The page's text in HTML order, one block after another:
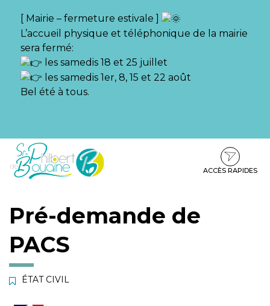
[ Mairie – fermeture estivale ]
L’accueil physique et téléphonique de la mairie
sera fermé:
les samedis 18 et 25 juillet
les samedis 1er, 8, 15 et 22 août
Bel été à tous.
Aller
Aller
contenu
Aller
pied
ACCÈS RAPIDES
Pré-demande de
PACS
ÉTAT CIVIL